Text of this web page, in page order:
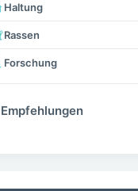
Haltung
Rassen
Forschung
Empfehlungen